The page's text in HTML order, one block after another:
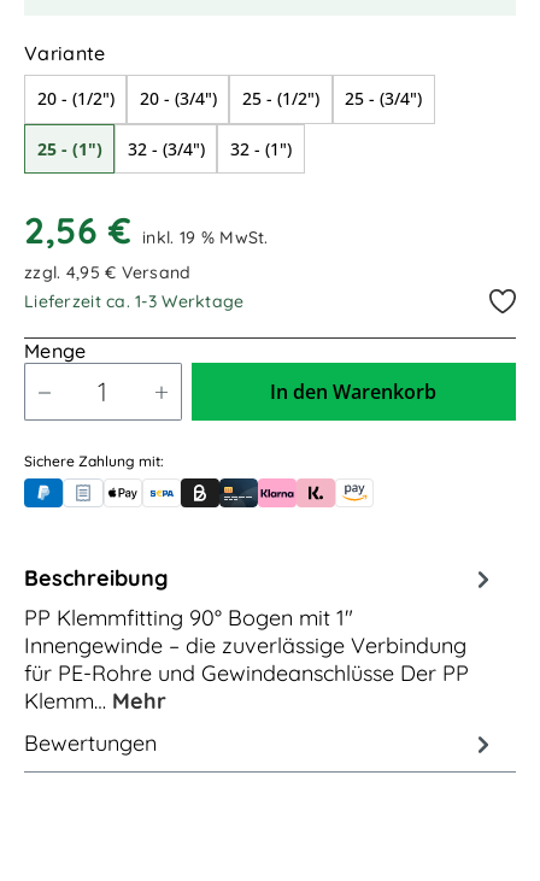
Varianteauswählen
20 - (1/2") 20 - (3/4") 25 - (1/2") 25 - (3/4")
25 - (1") 32 - (3/4") 32 - (1")
2,56 €
inkl. 19 % MwSt.
zzgl. 4,95 € Versand
Lieferzeit ca. 1-3 Werktage
Menge
In den Warenkorb
Sichere Zahlung mit:
PayPalRechnungskauf (für Behörden)
Apple PayBanküberweisung (vorab)
Rechnungskauf (Billie)
Kreditkarte
Rechnung oder Ratenkauf (Klarna)
Sofortüberweisung (Klarna)
Amazon Pay
Beschreibung
PP Klemmfitting 90° Bogen mit 1"
Innengewinde – die zuverlässige Verbindung
für PE-Rohre und Gewindeanschlüsse Der PP
Klemm… Mehr
Bewertungen